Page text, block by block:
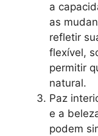
a
as
refletir
flexível,
permitir
natural.
Paz
e a
podem